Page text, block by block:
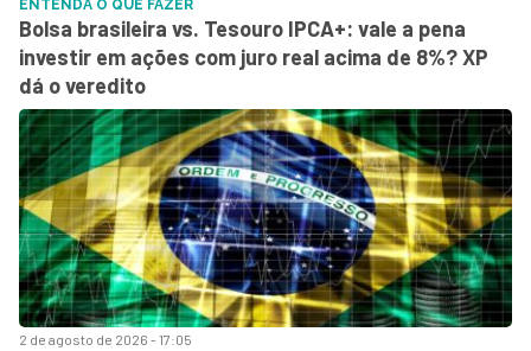
2 de agosto de 2026 - 17:05
ENTENDA O QUE FAZER
Bolsa brasileira vs. Tesouro IPCA+: vale a pena
investir em ações com juro real acima de 8%? XP
dá o veredito